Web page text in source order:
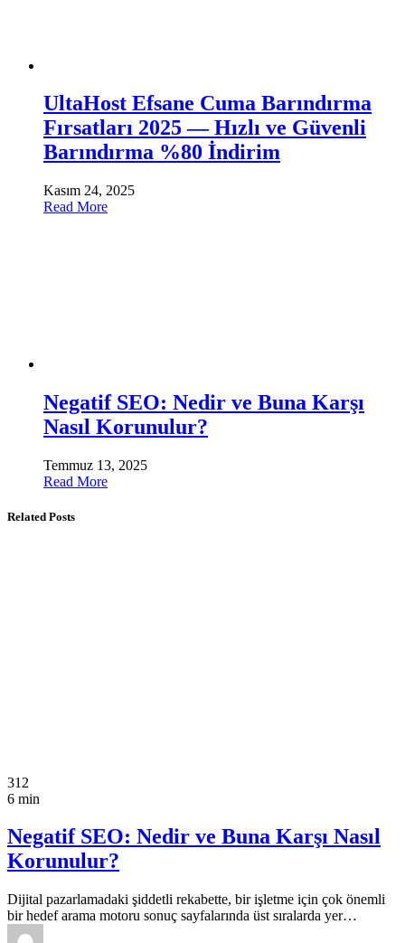
UltaHost Efsane Cuma Barındırma
Fırsatları 2025 — Hızlı ve Güvenli
Barındırma %80 İndirim
Kasım 24, 2025
Read More
Negatif SEO: Nedir ve Buna Karşı
Nasıl Korunulur?
Temmuz 13, 2025
Read More
Related Posts
312
6 min
Negatif SEO: Nedir ve Buna Karşı Nasıl
Korunulur?
Dijital pazarlamadaki şiddetli rekabette, bir işletme için çok önemli
bir hedef arama motoru sonuç sayfalarında üst sıralarda yer…